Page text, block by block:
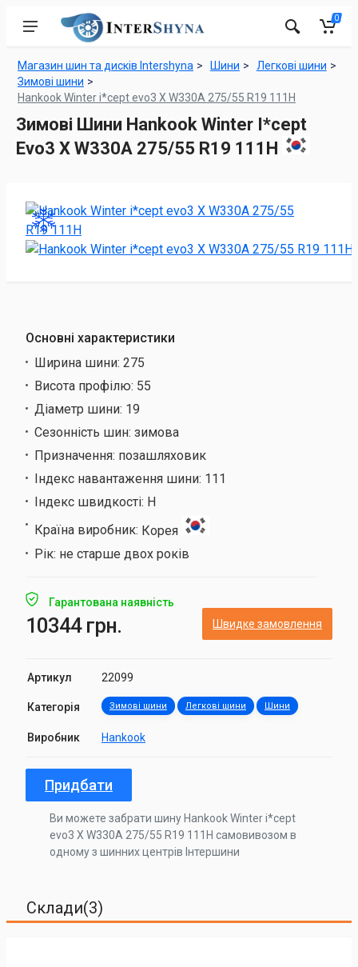
0
Магазин шин та дисків Intershyna Шини
Легкові шини
Зимові шини
Hankook Winter i*cept evo3 X W330A 275/55 R19 111H
Зимові Шини Hankook Winter I*cept
Evo3 X W330A 275/55 R19 111H
Основні характеристики
Ширина шини: 275
Висота профілю: 55
Діаметр шини: 19
Сезонність шин: зимова
Призначення: позашляховик
Індекс навантаження шини: 111
Індекс швидкості: H
Країна виробник: Корея
Рік: не старше двох років
Гарантована наявність
10344 грн. Швидке замовлення
Артикул 22099
Категорія Зимові шини Легкові шини Шини
Виробник Hankook
Придбати
Ви можете забрати шину Hankook Winter i*cept
evo3 X W330A 275/55 R19 111H самовивозом в
одному з шинних центрів Інтершини
Склади(3)